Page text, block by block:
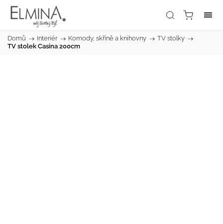
Domů / Interiér / Komody, skříně a knihovny / TV stolky /
TV stolek Casina 200cm